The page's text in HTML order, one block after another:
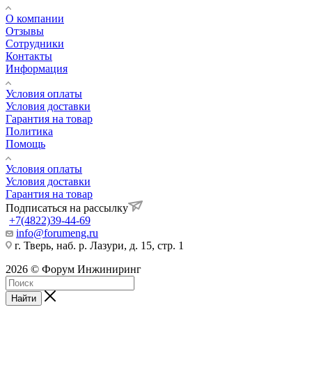
О компании
Отзывы
Сотрудники
Контакты
Информация
Условия оплаты
Условия доставки
Гарантия на товар
Политика
Помощь
Условия оплаты
Условия доставки
Гарантия на товар
Подписаться на рассылку
+7(4822)39-44-69
info@forumeng.ru
г. Тверь, наб. р. Лазури, д. 15, стр. 1
2026 © Форум Инжиниринг
Найти